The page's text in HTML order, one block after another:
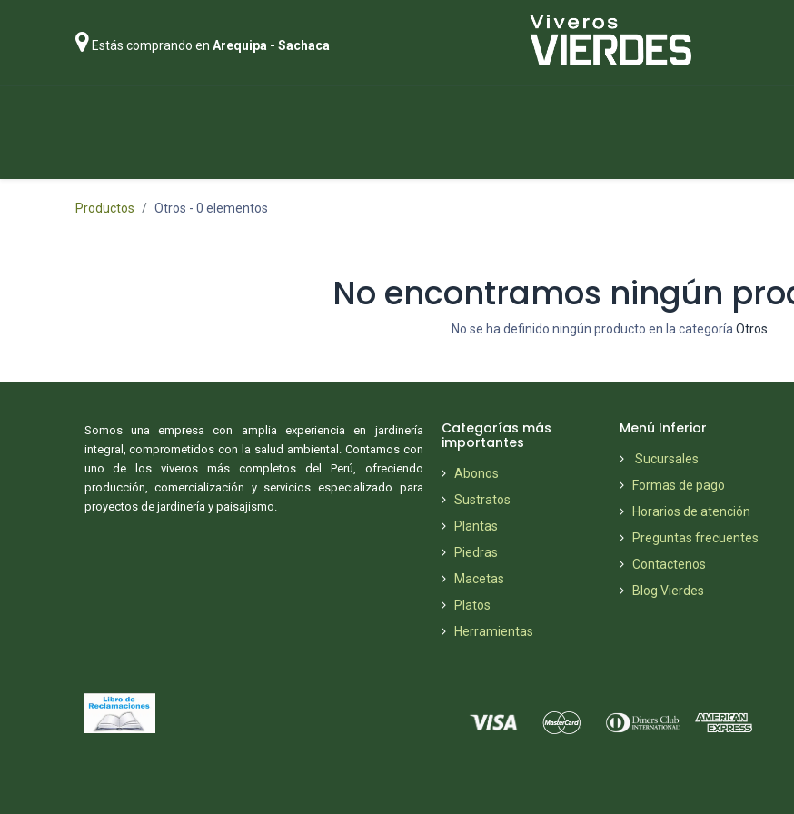
Estás comprando en Arequipa - Sachaca
Productos Otros - 0 elementos
No encontramos ningún
No se ha definido ningún producto en la categoría Otros
Somos una empresa con amplia experiencia en jardinería
integral, comprometidos con la salud ambiental. Contamos con
uno de los viveros más completos del Perú, ofreciendo
producción, comercialización y servicios especializado para
proyectos de jardinería y paisajismo.
Categorías más
importantes
Abonos
Sustratos
Plantas
Piedras
Macetas
Platos
Herramientas
Menú Inferior
Sucursales
Formas de pago
Horarios de atención
Preguntas frecuentes
Contactenos
Blog Vierdes